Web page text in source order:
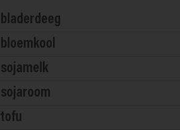
bladerdeeg
bloemkool
sojamelk
sojaroom
tofu